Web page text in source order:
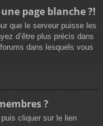
page blanche ?!
que le serveur puisse les
d’être plus précis dans
dans lesquels vous
?
cliquer sur le lien